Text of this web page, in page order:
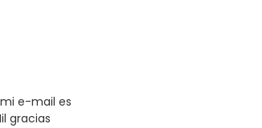
e-mail es
gracias